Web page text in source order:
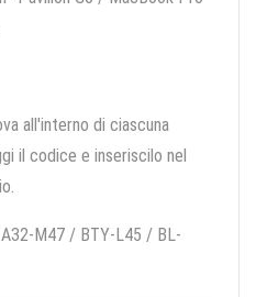
all'interno di ciascuna
il codice e inseriscilo nel
M47 / BTY-L45 / BL-